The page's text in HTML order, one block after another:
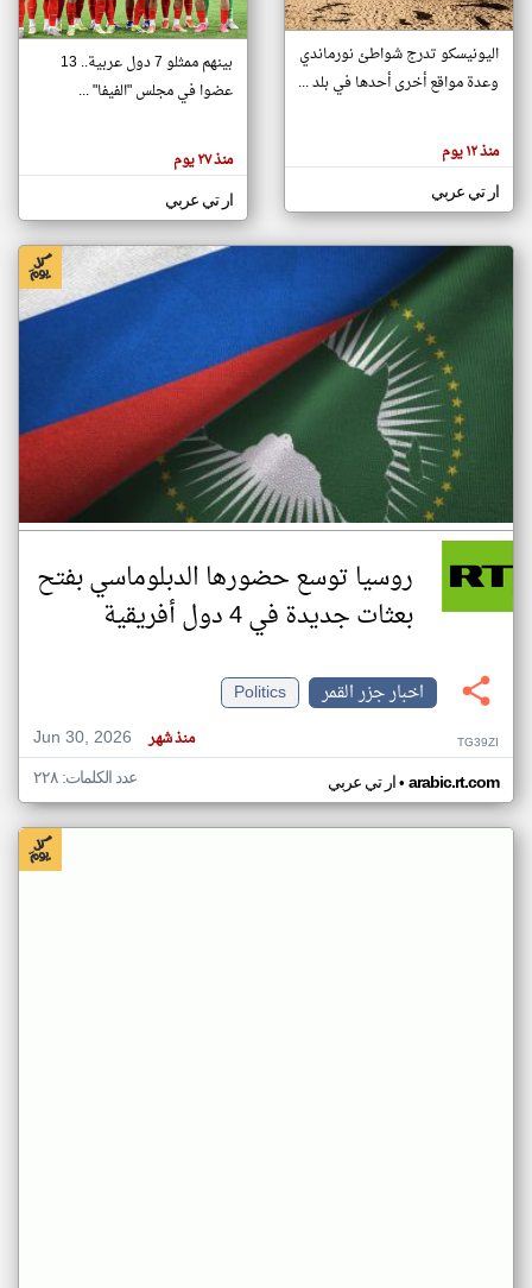
تغيير الدولة
اخبار جزر القمر على مدار الساعة
أهم اخبار جزر القمر العاجلة والمباشرة
هنا عن
وجهة
كاتبيها.
اليونيسكو تدرج شواطئ نورماندي
وعدة مواقع أخرى أحدها في بلد ...
منذ ١٢ يوم
ار تي عربي
بينهم ممثلو 7 دول عربية.. 13
عضوا في مجلس "الفيفا" ...
منذ ٢٧ يوم
ار تي عربي
روسيا توسع حضورها الدبلوماسي بفتح
بعثات جديدة في 4 دول أفريقية
اخبار جزر القمر
Politics
Jun 30, 2026
منذ شهر TG39ZI
ار تي عربي• arabic.rt.com عدد الكلمات: ٢٢٨
klyoum.com